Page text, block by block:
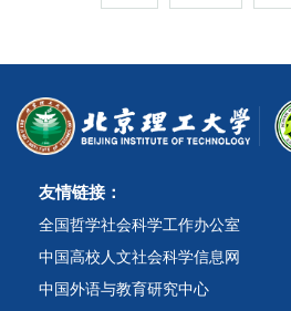
友情链接：
全国哲学社会科学工作办公室
中国高校人文社会科学信息网
中国外语与教育研究中心